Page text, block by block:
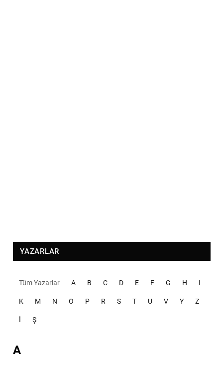
YAZARLAR
Tüm Yazarlar A B C D E F G H I
K M N O P R S T U V Y Z
İ Ş
A